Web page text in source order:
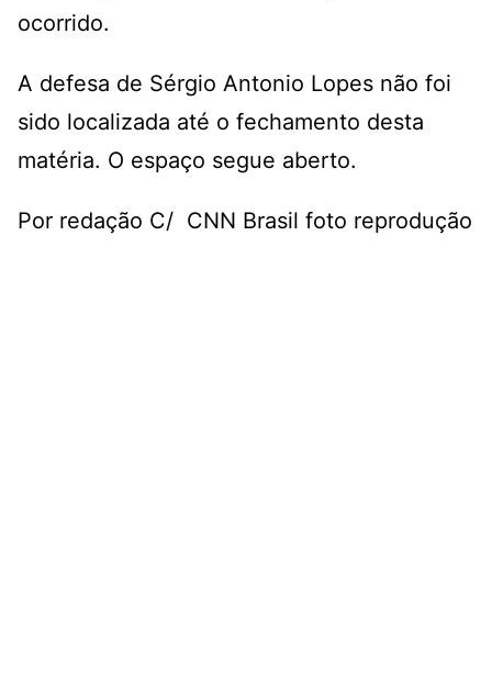
ocorrido.
A defesa de Sérgio Antonio Lopes não foi
sido localizada até o fechamento desta
matéria. O espaço segue aberto.
Por redação C/ CNN Brasil foto reprodução